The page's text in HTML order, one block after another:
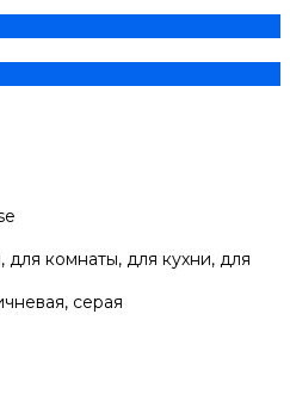
для комнаты, для кухни, для
серая